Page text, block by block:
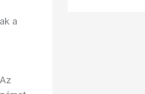
a